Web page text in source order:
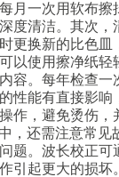
一次用软布擦
度清洁。其次
更换新的比色
以使用擦净纸轻
。每年检查一
性能有直接影
作，避免烫伤，
还需注意常见
题。波长校正
引起更大的损坏。